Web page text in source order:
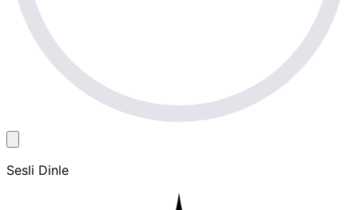
Sesli Dinle